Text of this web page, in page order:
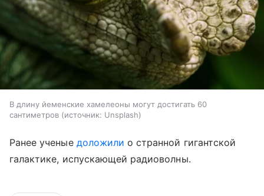
В длину йеменские хамелеоны могут достигать 60
сантиметров
источник: Unsplash
Ранее ученые доложили о странной гигантской
галактике, испускающей радиоволны.